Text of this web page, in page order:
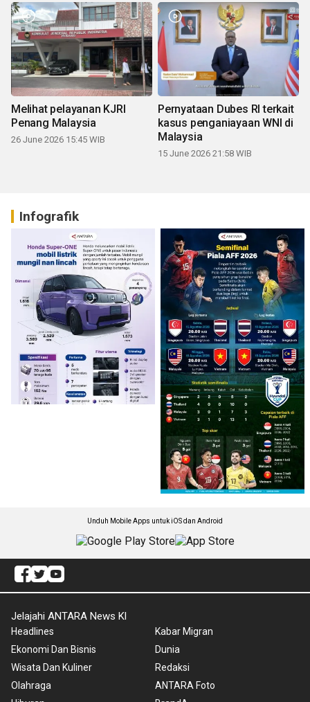
Melihat pelayanan KJRI
Penang Malaysia
26 June 2026 15:45 WIB
Pernyataan Dubes RI terkait
kasus penganiayaan WNI di
Malaysia
15 June 2026 21:58 WIB
Infografik
Unduh Mobile Apps untuk iOS dan Android
Jelajahi ANTARA News Kl
Headlines
Ekonomi Dan Bisnis
Wisata Dan Kuliner
Olahraga
Kabar Migran
Dunia
Redaksi
ANTARA Foto